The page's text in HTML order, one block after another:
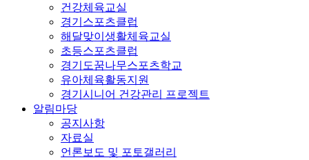
건강체육교실
경기스포츠클럽
해달맞이생활체육교실
초등스포츠클럽
경기도꿈나무스포츠학교
유아체육활동지원
경기시니어 건강관리 프로젝트
알림마당
공지사항
자료실
언론보도 및 포토갤러리